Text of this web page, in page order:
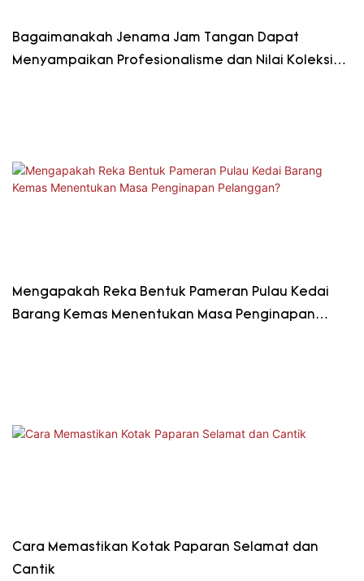
Bagaimanakah Jenama Jam Tangan Dapat
Menyampaikan Profesionalisme dan Nilai Koleksi
Mengapakah Reka Bentuk Pameran Pulau Kedai
Barang Kemas Menentukan Masa Penginapan
Cara Memastikan Kotak Paparan Selamat dan
Cantik